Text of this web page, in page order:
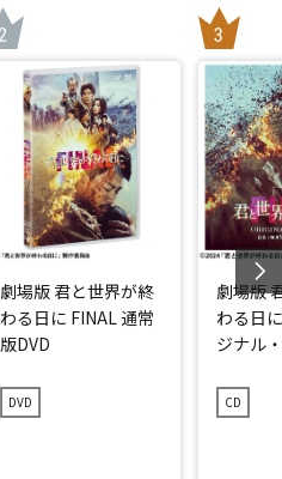
劇場版 君と世界が終
わる日に FINAL 通常
版DVD
DVD
劇場版
わる日
ジナル
CD